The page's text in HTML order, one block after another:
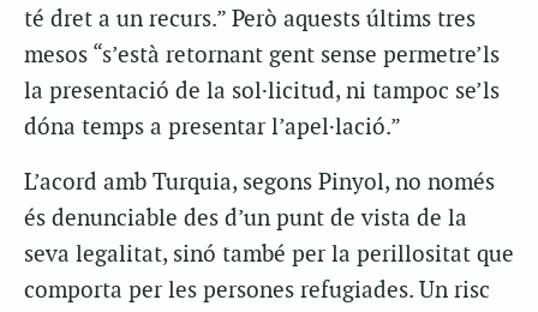
té dret a un recurs.” Però aquests últims tres
mesos “s’està retornant gent sense permetre’ls
la presentació de la sol·licitud, ni tampoc se’ls
dóna temps a presentar l’apel·lació.”
L’acord amb Turquia, segons Pinyol, no només
és denunciable des d’un punt de vista de la
seva legalitat, sinó també per la perillositat que
comporta per les persones refugiades. Un risc